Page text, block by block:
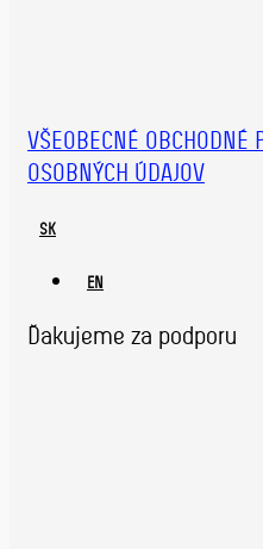
VŠEOBECNÉ OBCHODNÉ
OSOBNÝCH ÚDAJOV
SK
EN
Ďakujeme za podporu